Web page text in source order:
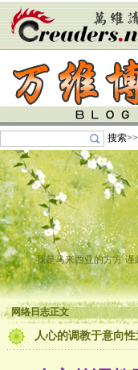
搜索>>
我是马来西亚的方方
网络日志正文
人心的调教于意向